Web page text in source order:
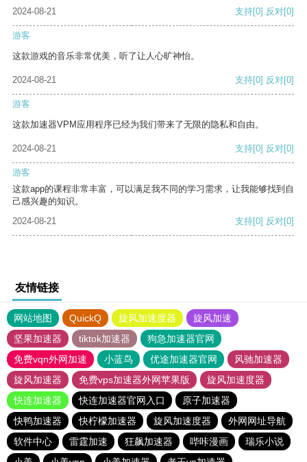
2024-08-21 支持[0] 反对[0]
游客
这款游戏的音乐非常优美，听了让人心旷神怡。
2024-08-21 支持[0] 反对[0]
游客
这款加速器VPM应用程序已经为我们带来了无限的隐私和自由。
2024-08-21 支持[0] 反对[0]
游客
这款app的课程非常丰富，可以满足我不同的学习需求，让我能够找到自
己感兴趣的知识。
2024-08-21
支持[0] 反对[0]
友情链接
网站地图 QuickQ 旋风加速度器
旋风加速
坚果加速器
tiktok加速器
狗急加速器官网
免费vqn外网加速
小蓝鸟 优途加速器官网
风驰加速器
旋风加速器
免费vps加速器外网苹果版
旋风加速度器
快连加速器
快连加速器官网入口
原子加速器
快鸭加速器
快柠檬加速器 旋风加速度器
外网网址导航
软件中心
雷霆加速 狂飙加速器 哔咔漫画
瑞乐小说